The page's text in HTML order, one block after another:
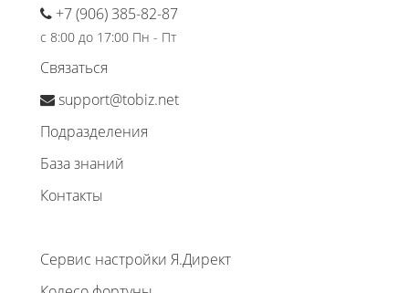
+7 (906) 385-82-87
с 8:00 до 17:00 Пн - Пт
Связаться
support@tobiz.net
Подразделения
База знаний
Контакты
Сервис настройки Я.Директ